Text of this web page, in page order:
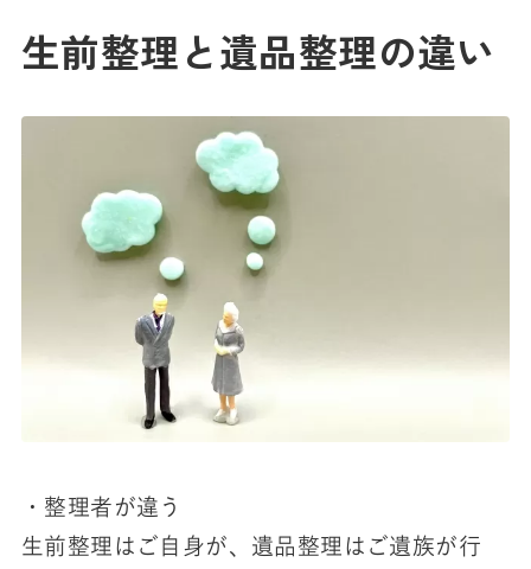
生前整理と遺品整理の違い
・整理者が違う
生前整理はご自身が、遺品整理はご遺族が行